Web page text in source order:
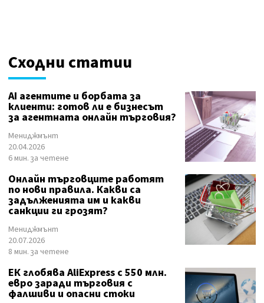
Сходни статии
AI агентите и борбата за
клиенти: готов ли е бизнесът
за агентната онлайн търговия?
Мениджмънт
20.04.2026
6 мин. за четене
Онлайн търговците работят
по нови правила. Какви са
задълженията им и какви
санкции ги грозят?
Мениджмънт
20.07.2026
8 мин. за четене
ЕК глобява AliExpress с 550 млн.
евро заради търговия с
фалшиви и опасни стоки